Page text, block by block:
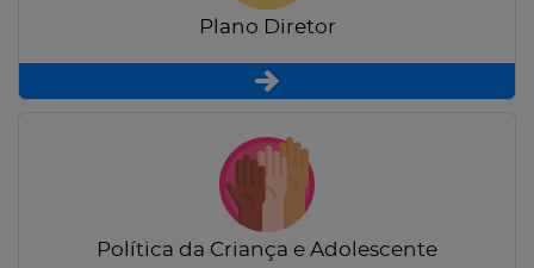
Plano Diretor
Política da Criança e Adolescente